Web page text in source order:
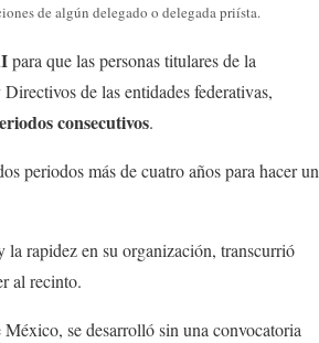
de algún delegado o delegada priísta.
para que las personas titulares de la
de las entidades federativas,
consecutivos.
periodos más de cuatro años para hacer un
rapidez en su organización, transcurrió
al recinto.
se desarrolló sin una convocatoria